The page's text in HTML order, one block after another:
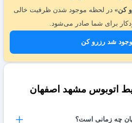
کن» در لحظه موجود شدن ظرفیت خالی
برای شما صادر می‌شود.
شد رزرو کن
اتوبوس مشهد اصفهان
چه زمانی است؟